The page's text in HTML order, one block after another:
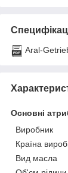
Aral-
Основні
Виробник
Країна
Вид масла